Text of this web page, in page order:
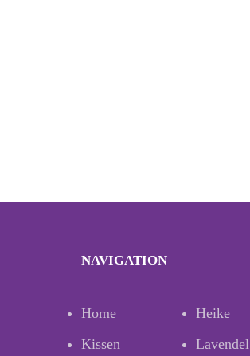
NAVIGATION
Home
Heike
Kissen
Lavendel